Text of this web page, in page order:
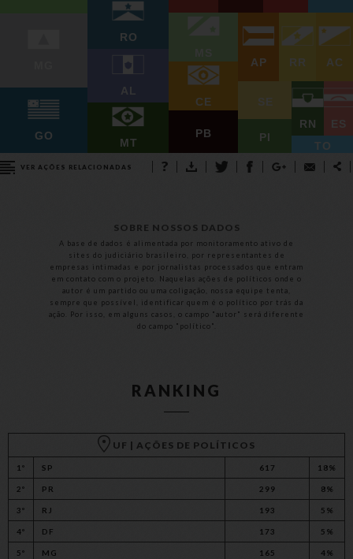
TO
ES
RN
PI
SE
AC
RR
AP
PB
CE
MT
AL
RO
GO
VER AÇÕES RELACIONADAS
SOBRE NOSSOS DADOS
A base de dados é alimentada por monitoramento ativo de
sites do judiciário brasileiro, por representantes de
empresas intimadas e por jornalistas processados que entram
em contato com o projeto. Naquelas ações de políticos onde o
autor é um partido ou uma coligação, nossa equipe tenta,
sempre que possível, identificar quem é o político por trás da
ação. Por isso, em alguns casos, o campo "autor" será diferente
do campo "político".
RANKING
UF | AÇÕES DE POLÍTICOS
1º SP 617 18%
2º PR 299 8%
3º RJ 193 5%
4º DF 173 5%
5º MG 165 4%